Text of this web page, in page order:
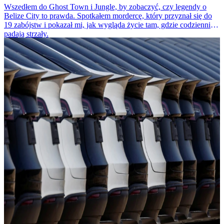
Wszedłem do Ghost Town i Jungle, by zobaczyć, czy legendy o
Belize City to prawda. Spotkałem mordercę, który przyznał się do
19 zabójstw i pokazał mi, jak wygląda życie tam, gdzie codziennie
padają strzały.